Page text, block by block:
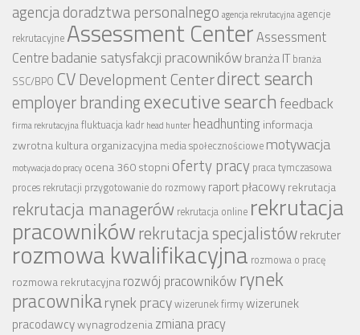
agencja doradztwa personalnego agencja rekrutacyjnaagencje
rekrutacyjne Assessment CenterAssessment
Centre badanie satysfakcji pracownikówbranża IT branża
SSC/BPO CV Development Centerdirect search
employer brandingexecutive searchfeedback
firma rekrutacyjnafluktuacja kadr head hunter headhunting informacja
zwrotnakultura organizacyjna media społecznościowe motywacja
motywacja do pracy ocena 360 stopni oferty pracy praca tymczasowa
proces rekrutacji przygotowanie do rozmowy raport płacowyrekrutacja
rekrutacja managerów rekrutacja online rekrutacja
pracownikówrekrutacja specjalistówrekruter
rozmowa kwalifikacyjna rozmowa o pracę
rozmowa rekrutacyjnarozwój pracowników rynek
pracownikarynek pracywizerunek firmywizerunek
pracodawcywynagrodzeniazmiana pracy